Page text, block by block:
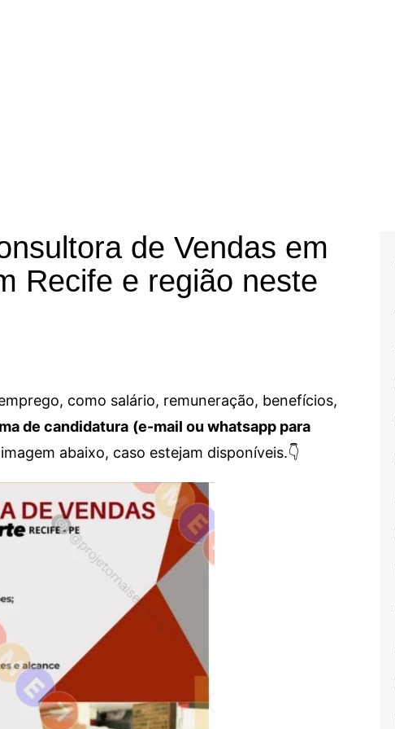
de Vendas em
Recife e região neste
como salário, remuneração, benefícios,
de candidatura (e-mail ou whatsapp para
abaixo, caso estejam disponíveis.👇